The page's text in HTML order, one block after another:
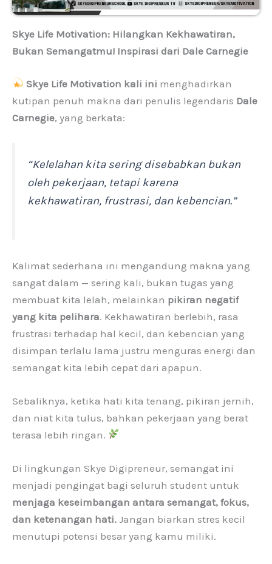
Skye Life Motivation: Hilangkan Kekhawatiran,
Bukan Semangatmu! Inspirasi dari Dale Carnegie
Skye Life Motivation kali ini menghadirkan
kutipan penuh makna dari penulis legendaris Dale
Carnegie, yang berkata:
“Kelelahan kita sering disebabkan bukan
oleh pekerjaan, tetapi karena
kekhawatiran, frustrasi, dan kebencian.”
Kalimat sederhana ini mengandung makna yang
sangat dalam — sering kali, bukan tugas yang
membuat kita lelah, melainkan pikiran negatif
yang kita pelihara. Kekhawatiran berlebih, rasa
frustrasi terhadap hal kecil, dan kebencian yang
disimpan terlalu lama justru menguras energi dan
semangat kita lebih cepat dari apapun.
Sebaliknya, ketika hati kita tenang, pikiran jernih,
dan niat kita tulus, bahkan pekerjaan yang berat
terasa lebih ringan.
Di lingkungan Skye Digipreneur, semangat ini
menjadi pengingat bagi seluruh student untuk
menjaga keseimbangan antara semangat, fokus,
dan ketenangan hati. Jangan biarkan stres kecil
menutupi potensi besar yang kamu miliki.